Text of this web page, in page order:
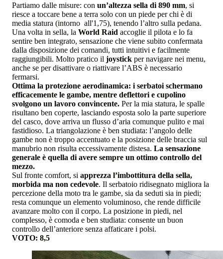
Partiamo dalle misure: con un’altezza sella di 890 mm, si
riesce a toccare bene a terra solo con un piede per chi è di
media statura (intorno all'1,75), tenendo l’altro sulla pedana.
Una volta in sella, la World Raid accoglie il pilota e lo fa
sentire ben integrato, sensazione che viene subito confermata
dalla disposizione dei comandi, tutti intuitivi e facilmente
raggiungibili. Molto pratico il joystick per navigare nei menu,
anche se per disattivare o riattivare l’ABS è necessario
fermarsi.
Ottima la protezione aerodinamica: i serbatoi schermano
efficacemente le gambe, mentre deflettori e cupolino
svolgono un lavoro convincente. Per la mia statura, le spalle
risultano ben coperte, lasciando esposta solo la parte superiore
del casco, dove arriva un flusso d’aria comunque pulito e mai
fastidioso. La triangolazione è ben studiata: l’angolo delle
gambe non è troppo accentuato e la posizione delle braccia sul
manubrio non risulta eccessivamente distesa. La sensazione
generale è quella di avere sempre un ottimo controllo del
mezzo.
Sul fronte comfort, si apprezza l’imbottitura della sella,
morbida ma non cedevole. Il serbatoio ridisegnato migliora la
percezione della moto tra le gambe, sia da seduti sia in piedi;
resta comunque un elemento voluminoso, che rende difficile
avanzare molto con il corpo. La posizione in piedi, nel
complesso, è comoda e ben studiata: consente un buon
controllo dell’anteriore senza affaticare i polsi.
VOTO: 8,5